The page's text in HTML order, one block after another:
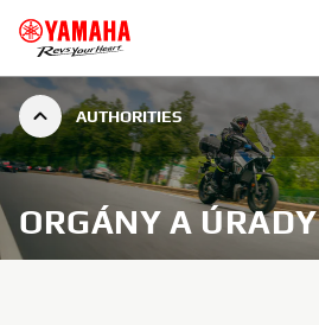
AUTHORITIES
ORGÁNY A ÚRADY